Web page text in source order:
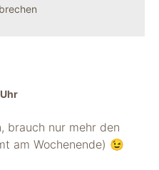
brauch nur mehr den
am Wochenende) 😉